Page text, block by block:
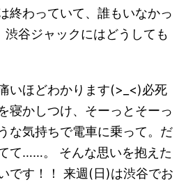
終わっていて、誰もいなかっ
谷ジャックにはどうしても
いほどわかります(>_<)必死
寝かしつけ、そーっとそーっ
な気持ちで電車に乗って。だ
て……。 そんな思いを抱えた
です！！ 来週(日)は渋谷でお